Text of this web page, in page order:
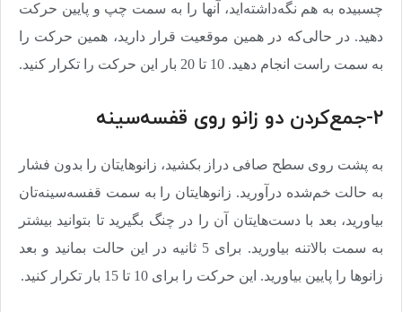
چسبیده به هم نگه‌داشته‌اید، آنها را به سمت چپ و پایین حرکت
دهید. در حالی‌که در همین موقعیت قرار دارید، همین حرکت را
به سمت راست انجام دهید. 10 تا 20 بار این حرکت را تکرار کنید
.
2-جمع‌کردن دو زانو روی قفسه‌سینه
به پشت روی سطح صافی دراز بکشید، زانوها‌یتان را بدون فشار
به حالت خم‌شده درآورید. زانوهایتان را به سمت قفسه‌سینه‌تان
بیاورید، بعد با دست‌هایتان آن را در چنگ بگیرید تا بتوانید بیشتر
به سمت بالاتنه بیاورید. برای 5 ثانیه در این حالت بمانید و بعد
زانوها را پایین بیاورید. این حرکت را برای 10 تا 15 بار تکرار کنید
.